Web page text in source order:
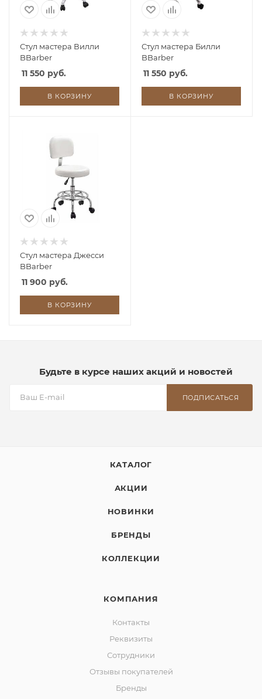
Стул мастера Вилли
BBarber
11 550 руб.
В КОРЗИНУ
Стул мастера Билли
BBarber
11 550 руб.
В КОРЗИНУ
Стул мастера Джесси
BBarber
11 900 руб.
В КОРЗИНУ
Будьте в курсе наших акций и новостей
ПОДПИСАТЬСЯ
КАТАЛОГ
АКЦИИ
НОВИНКИ
БРЕНДЫ
КОЛЛЕКЦИИ
КОМПАНИЯ
Контакты
Реквизиты
Сотрудники
Отзывы покупателей
Бренды